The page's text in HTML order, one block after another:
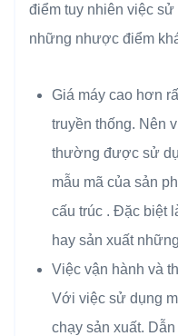
điểm tuy nhiên việc
những nhược điểm
Giá máy cao hơn
truyền thống. Nên
thường được sử
mẫu mã của sản
cấu trúc . Đặc biệt
hay sản xuất
Việc vận hành và
Với việc sử dụng
chạy sản xuất.